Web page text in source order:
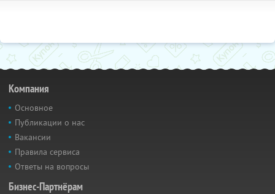
Компания
Основное
Публикации о нас
Вакансии
Правила сервиса
Ответы на вопросы
Бизнес-Партнёрам